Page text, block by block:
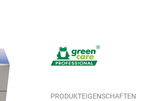
PRODUKTEIGENSCHAFTEN